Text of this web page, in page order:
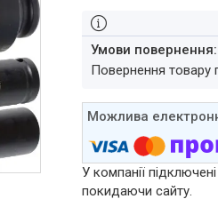
повернення товару
У компанії
покидаючи сайту.